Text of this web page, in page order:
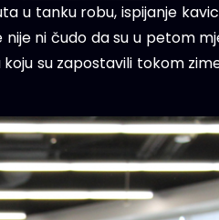
u tanku robu, ispijanje
ni čudo da su u petom
su zapostavili tokom